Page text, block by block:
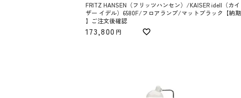
FRITZ HANSEN（フリッツハンセン）/KAISER idell（カイ
ザー イデル）6580F/フロアランプ/マットブラック【納期
】ご注文後確認
173,800